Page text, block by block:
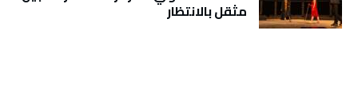
مثقل بالانتظار